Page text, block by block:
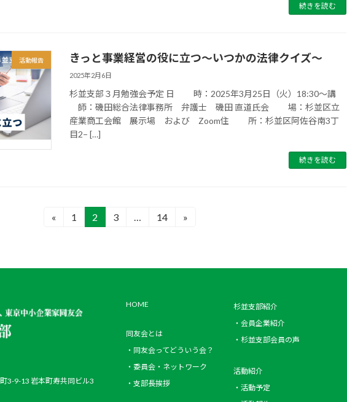
続きを読む
活動報告 きっと事業経営の役に立つ～いつかの法律クイズ～
2025年2月6日
杉並支部３月勉強会予定 日 時：2025年3月25日（火）18:30～講
師：磯田総合法律事務所 弁護士 磯田 直道氏会 場：杉並区立
産業商工会館 展示場 および Zoom住 所：杉並区阿佐谷南3丁
目2− […]
続きを読む
«
固
1
固
2
固
3 …
固
14 »
3-9-13 岩本町寿共同ビル3
HOME
同友会とは
・同友会ってどういう会？
・委員会・ネットワーク
・支部長挨拶
杉並支部紹介
・会員企業紹介
・杉並支部会員の声
活動紹介
・活動予定